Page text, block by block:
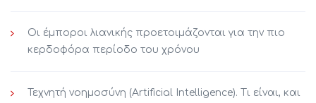
Οι έμποροι λιανικής προετοιμάζονται για την πιο
κερδοφόρα περίοδο του χρόνου
Τεχνητή νοημοσύνη (Artificial Intelligence). Τι είναι, και